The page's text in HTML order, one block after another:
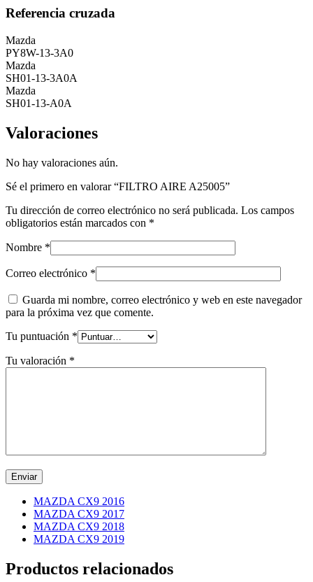
Referencia cruzada
Mazda
PY8W-13-3A0
Mazda
SH01-13-3A0A
Mazda
SH01-13-A0A
Valoraciones
No hay valoraciones aún.
Sé el primero en valorar “FILTRO AIRE A25005”
Tu dirección de correo electrónico no será publicada. Los campos
obligatorios están marcados con *
Nombre *
Correo electrónico *
Guarda mi nombre, correo electrónico y web en este navegador
para la próxima vez que comente.
Tu puntuación *
Tu valoración *
MAZDA CX9 2016
MAZDA CX9 2017
MAZDA CX9 2018
MAZDA CX9 2019
Productos relacionados